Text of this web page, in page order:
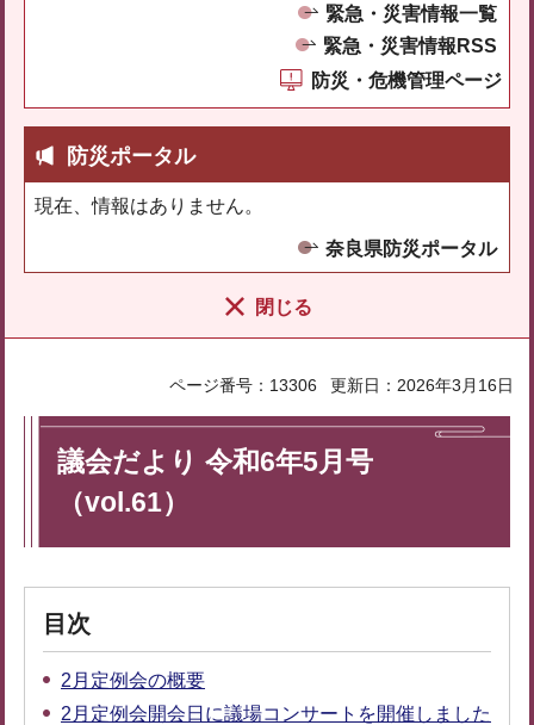
緊急・災害情報一覧
緊急・災害情報RSS
防災・危機管理ページ
防災ポータル
現在、情報はありません。
奈良県防災ポータル
閉じる
ページ番号：13306 更新日：2026年3月16日
議会だより 令和6年5月号
（vol.61）
目次
2月定例会の概要
2月定例会開会日に議場コンサートを開催しました